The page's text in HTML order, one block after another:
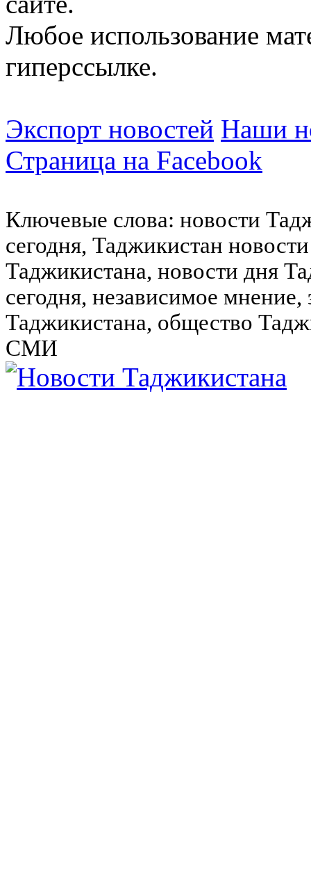
Любое использование
гиперссылке.
Экспорт новостей Наши
Страница на Facebook
Ключевые слова: новости
сегодня, Таджикистан
Таджикистана, новости дня
сегодня, независимое
Таджикистана, общество
СМИ